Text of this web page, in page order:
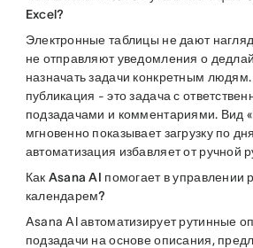
Excel?
Электронные таблицы не дают
не отправляют уведомления о
назначать задачи конкретным
публикация - это задача с
подзадачами и комментариями. Вид
мгновенно показывает загрузку по
автоматизация избавляет от ручной
Как Asana AI помогает в управлении
календарем?
Asana AI автоматизирует рутинные
подзадачи на основе описания,